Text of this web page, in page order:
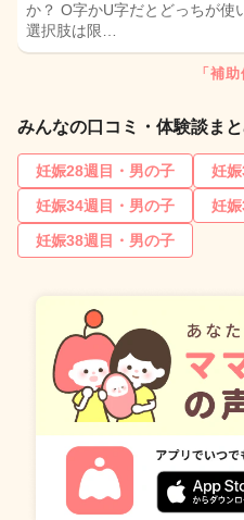
か？ O字かU字だとどっちが使
選択肢は限…
「補
みんなの口コミ・体験談ま
妊娠28週目・男の子
妊
妊娠34週目・男の子
妊
妊娠38週目・男の子